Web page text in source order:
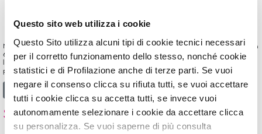
Questo sito web utilizza i cookie
Questo Sito utilizza alcuni tipi di cookie tecnici necessari
per il corretto funzionamento dello stesso, nonché cookie
statistici e di Profilazione anche di terze parti. Se vuoi
negare il consenso clicca su rifiuta tutti, se vuoi accettare
tutti i cookie clicca su accetta tutti, se invece vuoi
autonomamente selezionare i cookie da accettare clicca
su personalizza. Se vuoi saperne di più consulta
Nuova linea di smalti deBBY dalla textura ad asciugatura super rapida! Manicure perfetta in
60 secondi! Coprenza assoluta già dalla prima passata, effetto super glossy, risultato
luminoso a cui non potrai mai più rinunciare. Grazie alla sua formula fast dry e al maxi
pennello che lo rende ideale sia per le unghie squadrate che per […]
Leggi di più…from SMALTI quickDRY
SMALTI gelPOCKET